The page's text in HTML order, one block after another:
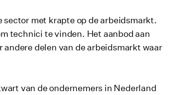
met krapte op de arbeidsmarkt.
technici te vinden. Het aanbod aan
delen van de arbeidsmarkt waar
van de ondernemers in Nederland